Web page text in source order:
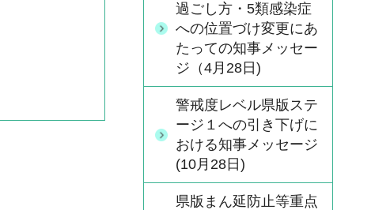
過ごし方・5類感染症
への位置づけ変更にあ
たっての知事メッセー
ジ（4月28日)
警戒度レベル県版ステ
ージ１への引き下げに
おける知事メッセージ
(10月28日)
県版まん延防止等重点